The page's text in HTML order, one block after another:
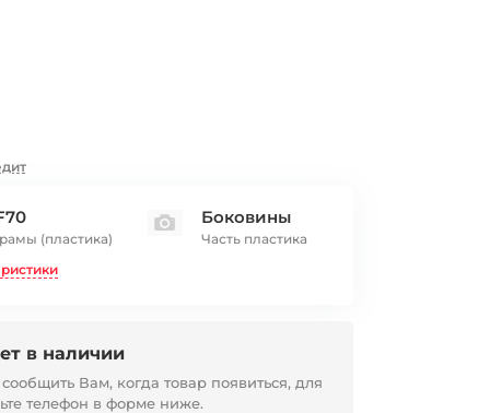
(пластика)
Боковины
Часть пластика
в наличии
Вам, когда товар появиться, для
телефон в форме ниже.